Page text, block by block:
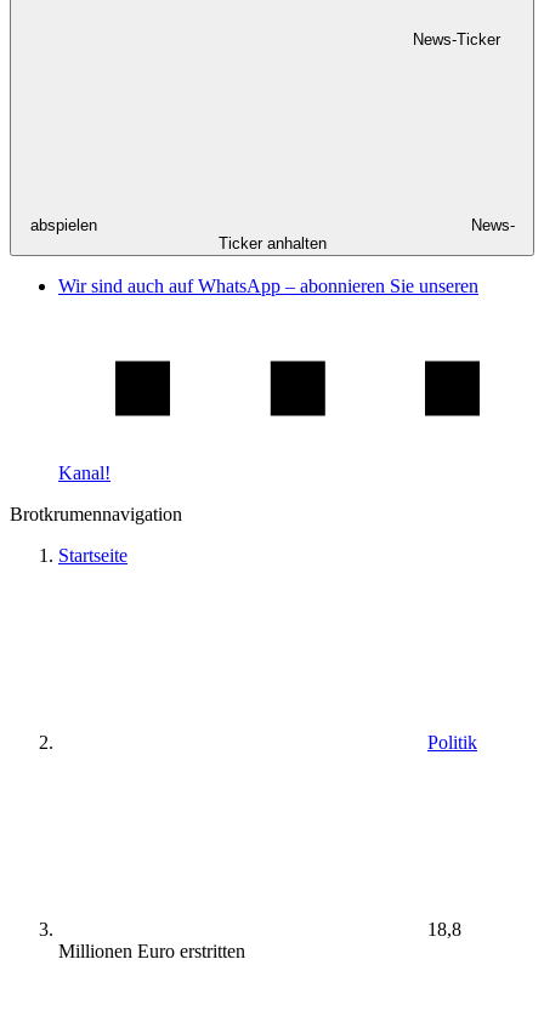
News-Ticker
abspielen
News-
Ticker anhalten
Wir sind auch auf WhatsApp – abonnieren Sie unseren
Kanal!
Brotkrumennavigation
Startseite
Politik
18,8
Millionen Euro erstritten